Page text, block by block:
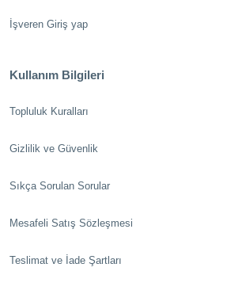
İşveren Giriş yap
Kullanım Bilgileri
Topluluk Kuralları
Gizlilik ve Güvenlik
Sıkça Sorulan Sorular
Mesafeli Satış Sözleşmesi
Teslimat ve İade Şartları